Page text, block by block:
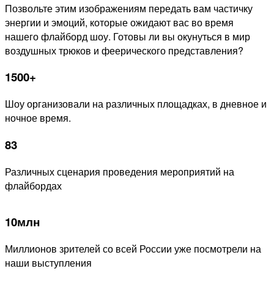
Позвольте этим изображениям передать вам частичку
энергии и эмоций, которые ожидают вас во время
нашего флайборд шоу. Готовы ли вы окунуться в мир
воздушных трюков и феерического представления?
1500+
Шоу организовали на различных площадках, в дневное и
ночное время.
83
Различных сценария проведения мероприятий на
флайбордах
10млн
Миллионов зрителей со всей России уже посмотрели на
наши выступления